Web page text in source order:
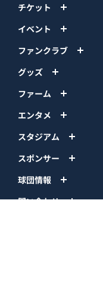
チケット
イベント
ファンクラブ
グッズ
ファーム
エンタメ
スタジアム
スポンサー
球団情報
問い合わせ